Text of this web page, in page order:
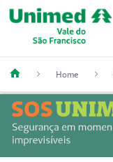
Home